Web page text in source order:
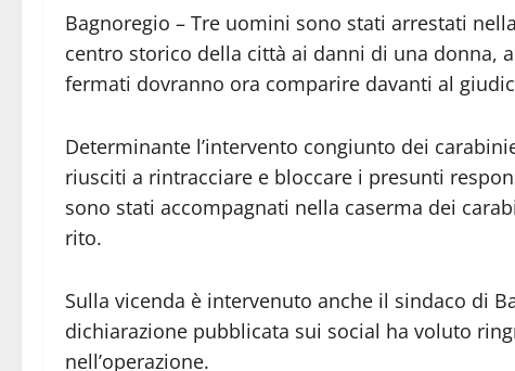
Bagnoregio – Tre uomini sono stati arrestati
centro storico della città ai danni di una donna,
fermati dovranno ora comparire davanti al
Determinante l’intervento congiunto dei
riusciti a rintracciare e bloccare i presunti
sono stati accompagnati nella caserma dei
rito.
Sulla vicenda è intervenuto anche il sindaco di
dichiarazione pubblicata sui social ha voluto
nell’operazione.